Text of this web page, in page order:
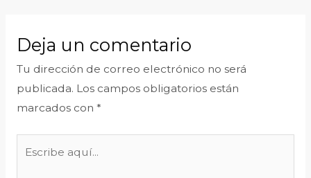
Deja un comentario
Tu dirección de correo electrónico no será
publicada. Los campos obligatorios están
marcados con *